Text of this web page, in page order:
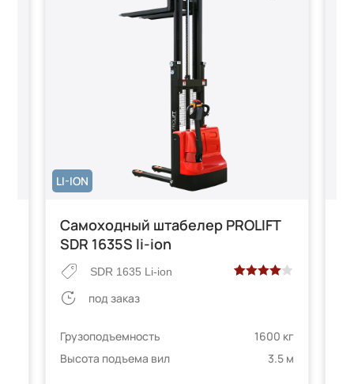
LI-ION
Самоходный штабелер PROLIFT
SDR 1635S li-ion
SDR 1635 Li-ion
опроса
пользователей
под заказ
Грузоподъемность
1600 кг
Высота подъема вил
3.5 м